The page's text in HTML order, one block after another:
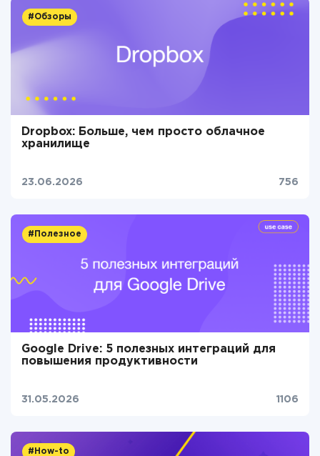
#Обзоры
Dropbox: Больше, чем просто облачное
хранилище
23.06.2026 756
#Полезное
Google Drive: 5 полезных интеграций для
повышения продуктивности
31.05.2026 1106
#How-to